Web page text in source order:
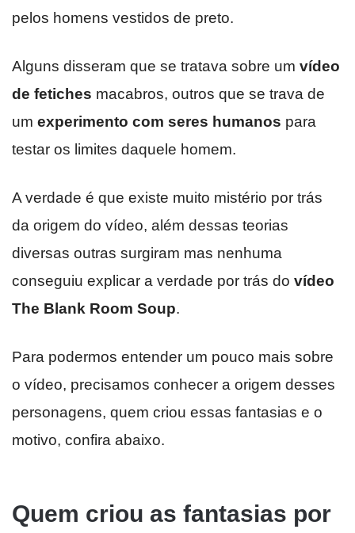
pelos homens vestidos de preto.
Alguns disseram que se tratava sobre um vídeo
de fetiches macabros, outros que se trava de
um experimento com seres humanos para
testar os limites daquele homem.
A verdade é que existe muito mistério por trás
da origem do vídeo, além dessas teorias
diversas outras surgiram mas nenhuma
conseguiu explicar a verdade por trás do vídeo
The Blank Room Soup.
Para podermos entender um pouco mais sobre
o vídeo, precisamos conhecer a origem desses
personagens, quem criou essas fantasias e o
motivo, confira abaixo.
Quem criou as fantasias por